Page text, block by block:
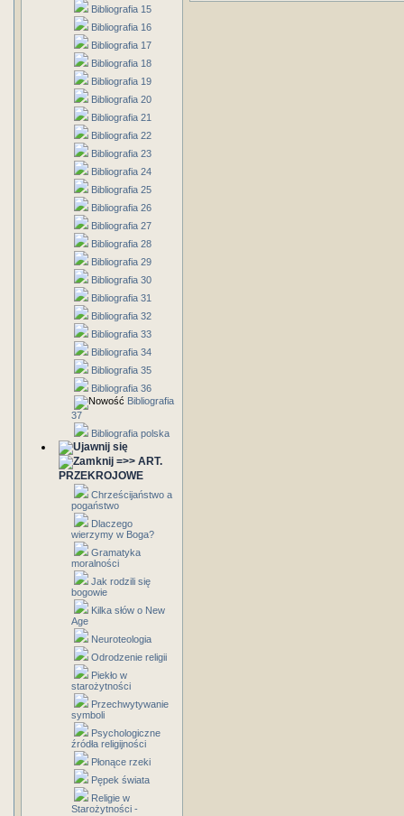
Bibliografia 15
Bibliografia 16
Bibliografia 17
Bibliografia 18
Bibliografia 19
Bibliografia 20
Bibliografia 21
Bibliografia 22
Bibliografia 23
Bibliografia 24
Bibliografia 25
Bibliografia 26
Bibliografia 27
Bibliografia 28
Bibliografia 29
Bibliografia 30
Bibliografia 31
Bibliografia 32
Bibliografia 33
Bibliografia 34
Bibliografia 35
Bibliografia 36
Bibliografia
37
Bibliografia polska
=>> ART.
PRZEKROJOWE
Chrześcijaństwo a
pogaństwo
Dlaczego
wierzymy w Boga?
Gramatyka
moralności
Jak rodzili się
bogowie
Kilka słów o New
Age
Neuroteologia
Odrodzenie religii
Piekło w
starożytności
Przechwytywanie
symboli
Psychologiczne
źródła religijności
Płonące rzeki
Pępek świata
Religie w
Starożytności -